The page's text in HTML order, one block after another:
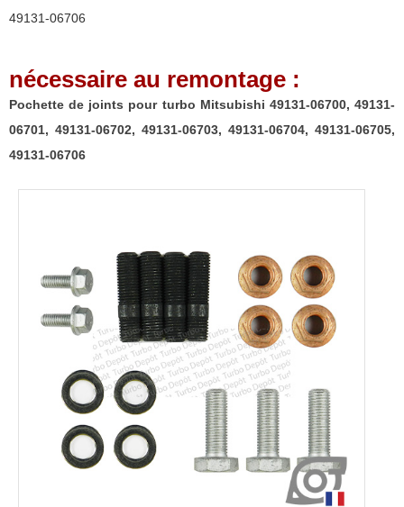
Mitsubishi
49131-
06701,
49131-
06702,
49131-
49131-
49131-06706
nécessaire au remontage :
Pochette de joints pour turbo Mitsubishi 49131-06700, 49131-
06701, 49131-06702, 49131-06703, 49131-06704, 49131-06705,
49131-06706